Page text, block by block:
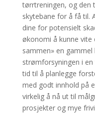
tørrtreningen, og den
skytebane for å få til.
dine for potensielt
økonomi å kunne vite
sammen» en
strømforsyningen i
tid til å planlegge
med godt innhold på
virkelig å nå ut til
prosjekter og mye